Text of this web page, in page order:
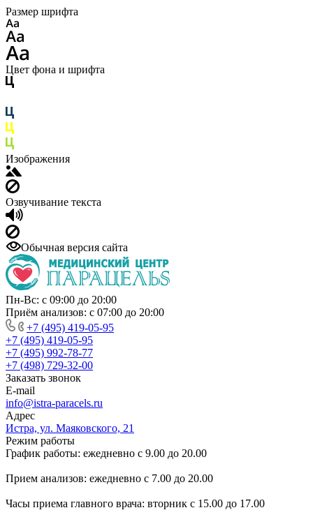
Размер шрифта
Цвет фона и шрифта
Изображения
Озвучивание текста
Обычная версия сайта
Пн-Вс: с 09:00 до 20:00
Приём анализов: с 07:00 до 20:00
+7 (495) 419-05-95
+7 (495) 419-05-95
+7 (495) 992-78-77
+7 (498) 729-32-00
Заказать звонок
E-mail
info@istra-paracels.ru
Адрес
Истра, ул. Маяковского, 21
Режим работы
График работы: ежедневно с 9.00 до 20.00
Прием анализов: ежедневно с 7.00 до 20.00
Часы приема главного врача: вторник с 15.00 до 17.00